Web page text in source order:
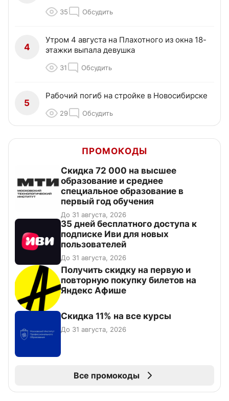
35 Обсудить
4
Утром 4 августа на Плахотного из окна 18-
этажки выпала девушка
31 Обсудить
5
Рабочий погиб на стройке в Новосибирске
29 Обсудить
ПРОМОКОДЫ
Скидка 72 000 на высшее
образование и среднее
специальное образование в
первый год обучения
До 31 августа, 2026
35 дней бесплатного доступа к
подписке Иви для новых
пользователей
До 31 августа, 2026
Получить скидку на первую и
повторную покупку билетов на
Яндекс Афише
Скидка 11% на все курсы
До 31 августа, 2026
Все промокоды